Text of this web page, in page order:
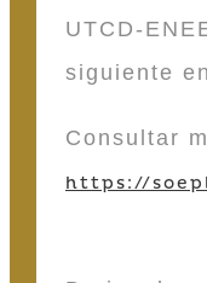
UTCD-
siguiente
Consultar
https://